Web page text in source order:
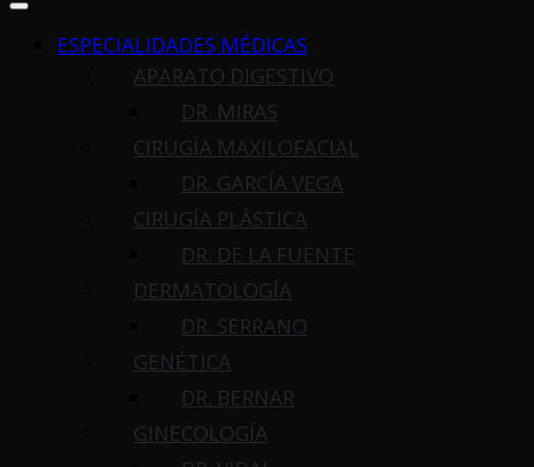
ESPECIALIDADES MÉDICAS
APARATO DIGESTIVO
DR. MIRAS
CIRUGÍA MAXILOFACIAL
DR. GARCÍA VEGA
CIRUGÍA PLÁSTICA
DR. DE LA FUENTE
DERMATOLOGÍA
DR. SERRANO
GENÉTICA
DR. BERNAR
GINECOLOGÍA